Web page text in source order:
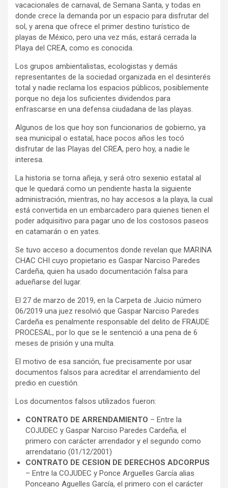
vacacionales de carnaval, de Semana Santa, y todas en
donde crece la demanda por un espacio para disfrutar del
sol, y arena que ofrece el primer destino turístico de
playas de México, pero una vez más, estará cerrada la
Playa del CREA, como es conocida.
Los grupos ambientalistas, ecologistas y demás
representantes de la sociedad organizada en el desinterés
total y nadie reclama los espacios públicos, posiblemente
porque no deja los suficientes dividendos para
enfrascarse en una defensa ciudadana de las playas.
Algunos de los que hoy son funcionarios de gobierno, ya
sea municipal o estatal, hace pocos años les tocó
disfrutar de las Playas del CREA, pero hoy, a nadie le
interesa.
La historia se torna añeja, y será otro sexenio estatal al
que le quedará como un pendiente hasta la siguiente
administración, mientras, no hay accesos a la playa, la cual
está convertida en un embarcadero para quienes tienen el
poder adquisitivo para pagar uno de los costosos paseos
en catamarán o en yates.
Se tuvo acceso a documentos donde revelan que MARINA
CHAC CHI cuyo propietario es Gaspar Narciso Paredes
Cardeña, quien ha usado documentación falsa para
adueñarse del lugar.
El 27 de marzo de 2019, en la Carpeta de Juicio número
06/2019 una juez resolvió que Gaspar Narciso Paredes
Cardeña es penalmente responsable del delito de FRAUDE
PROCESAL, por lo que se le sentenció a una pena de 6
meses de prisión y una multa.
El motivo de esa sanción, fue precisamente por usar
documentos falsos para acreditar el arrendamiento del
predio en cuestión.
Los documentos falsos utilizados fueron:
CONTRATO DE ARRENDAMIENTO – Entre la
COJUDEC y Gaspar Narciso Paredes Cardeña, el
primero con carácter arrendador y el segundo como
arrendatario (01/12/2001)
CONTRATO DE CESION DE DERECHOS ADCORPUS
– Entre la COJUDEC y Ponce Arguelles García alias
Ponceano Aguelles García, el primero con el carácter